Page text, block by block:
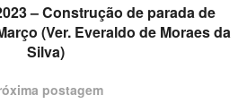
– Construção de parada de
(Ver. Everaldo de Moraes da
Silva)
postagem